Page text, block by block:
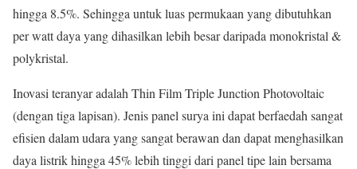
hingga 8.5%. Sehingga untuk luas permukaan yang dibutuhkan
per watt daya yang dihasilkan lebih besar daripada monokristal &
polykristal.
Inovasi teranyar adalah Thin Film Triple Junction Photovoltaic
(dengan tiga lapisan). Jenis panel surya ini dapat berfaedah sangat
efisien dalam udara yang sangat berawan dan dapat menghasilkan
daya listrik hingga 45% lebih tinggi dari panel tipe lain bersama